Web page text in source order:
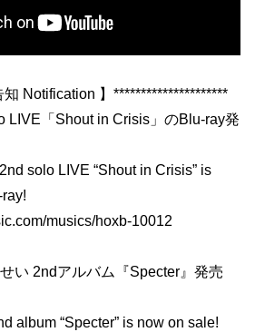
Notification 】*********************
LIVE「Shout in Crisis」のBlu-ray発
solo LIVE “Shout in Crisis” is
musics/hoxb-10012
い 2ndアルバム『Specter』発売
album “Specter” is now on sale!